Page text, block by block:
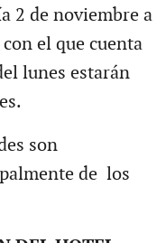
2 de noviembre a
el que cuenta
lunes estarán
son
de los